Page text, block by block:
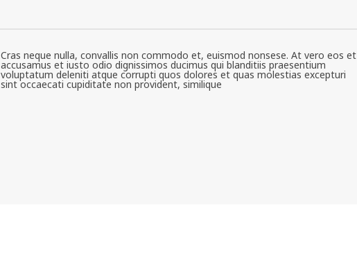
Cras neque nulla, convallis non commodo et, euismod nonsese. At vero eos et
accusamus et iusto odio dignissimos ducimus qui blanditiis praesentium
voluptatum deleniti atque corrupti quos dolores et quas molestias excepturi
sint occaecati cupiditate non provident, similique